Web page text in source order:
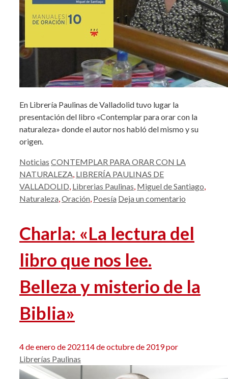
En Librería Paulinas de Valladolid tuvo lugar la
presentación del libro «Contemplar para orar con la
naturaleza» donde el autor nos habló del mismo y su
origen.
Categorías
Noticias Etiquetas
CONTEMPLAR PARA ORAR CON LA
NATURALEZA, LIBRERÍA PAULINAS DE
VALLADOLID, Librerias Paulinas, Miguel de Santiago,
Naturaleza,Oración, Poesía Deja un comentario
Charla: «La lectura del
libro que nos lee.
Belleza y misterio de la
Biblia»
4 de enero de 202114 de octubre de 2019por
Librerías Paulinas